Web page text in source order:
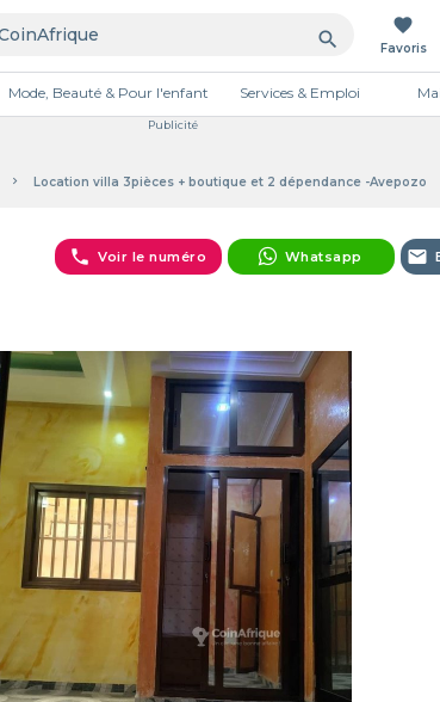
search
favorite
Favoris
Mode, Beauté & Pour l'enfant Services & Emploi
Publicité
Location villa 3pièces + boutique et 2 dépendance -Avepozo
phone Voir le numéro Whatsapp email